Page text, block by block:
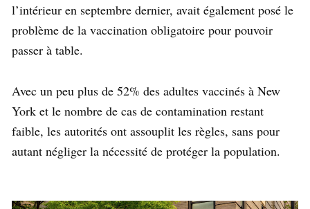
l’intérieur en septembre dernier, avait également posé le
problème de la vaccination obligatoire pour pouvoir
passer à table.
Avec un peu plus de 52% des adultes vaccinés à New
York et le nombre de cas de contamination restant
faible, les autorités ont assouplit les règles, sans pour
autant négliger la nécessité de protéger la population.